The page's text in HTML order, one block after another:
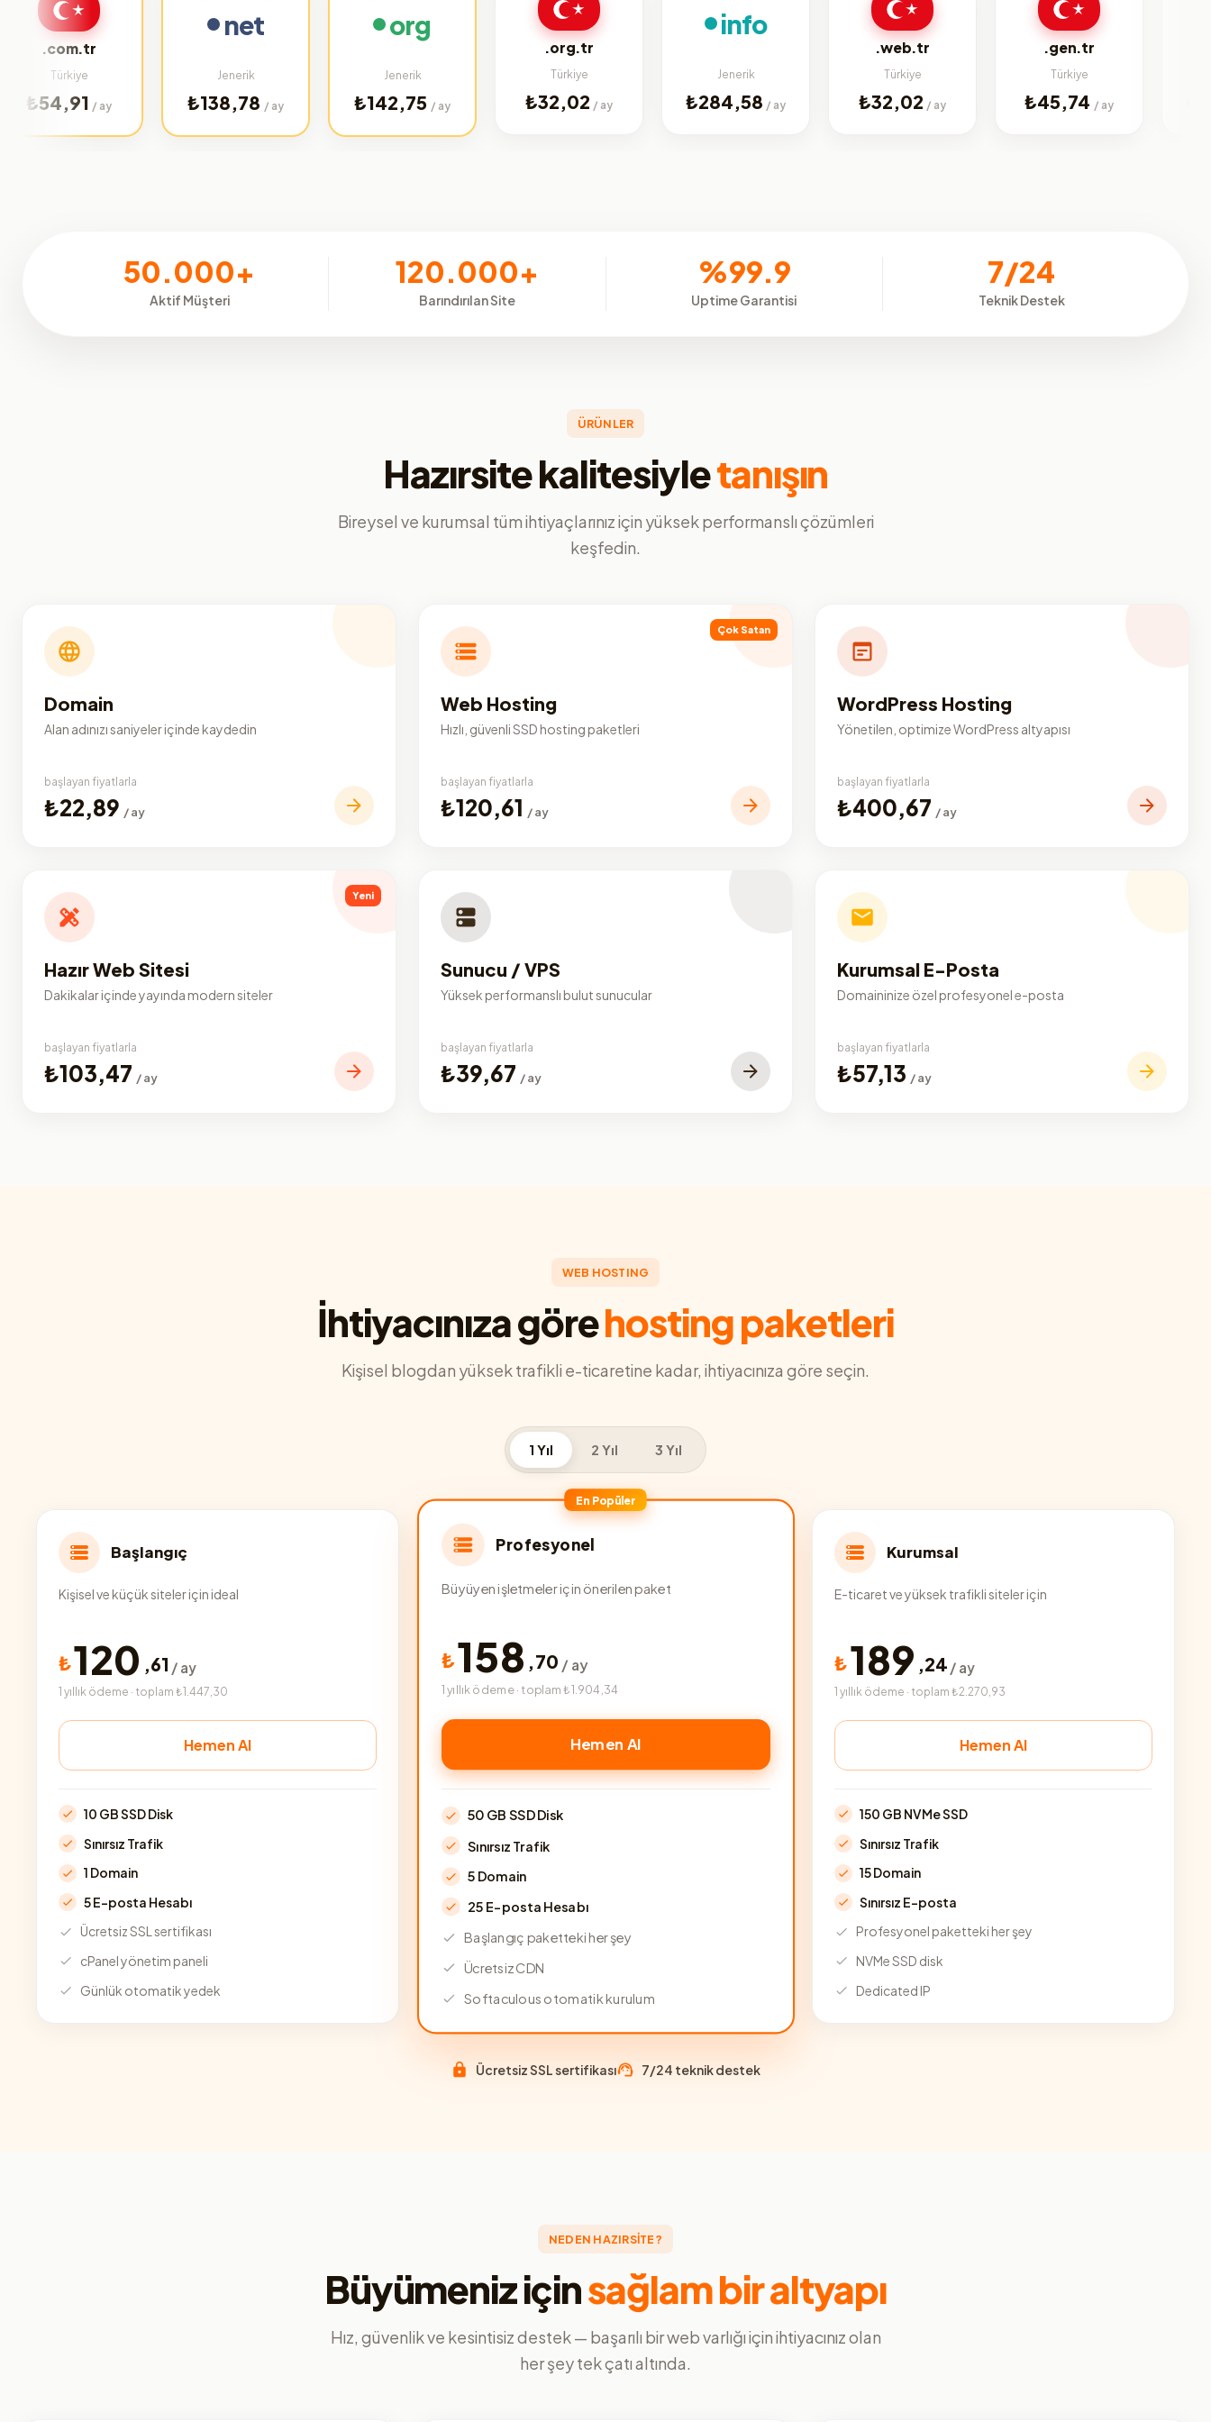
/ ay
net
₺138,78 / ay
org
₺142,75 / ay ₺32,02 / ay
info
₺284,58 / ay
.web.tr
₺32,02 / ay
.gen.tr
₺45,74 / ay
50.000+
Aktif Müşteri
120.000+
Barındırılan Site
%99.9
Uptime Garantisi
7/24
Teknik Destek
ÜRÜNLER
Hazırsite kalitesiyletanışın
Bireysel ve kurumsal tüm ihtiyaçlarınız için yüksek performanslı çözümleri
keşfedin.
Domain
Alan adınızı saniyeler içinde kaydedin
başlayan fiyatlarla
₺22,89 / ay
Çok Satan
Web Hosting
Hızlı, güvenli SSD hosting paketleri
başlayan fiyatlarla
₺120,61 / ay
WordPress Hosting
Yönetilen, optimize WordPress altyapısı
başlayan fiyatlarla
₺400,67 / ay
Yeni
Hazır Web Sitesi
Dakikalar içinde yayında modern siteler
başlayan fiyatlarla
₺103,47 / ay
Sunucu / VPS
Yüksek performanslı bulut sunucular
başlayan fiyatlarla
₺39,67 / ay
Kurumsal E-Posta
Domaininize özel profesyonel e-posta
başlayan fiyatlarla
₺57,13 / ay
WEB HOSTING
İhtiyacınıza görehosting paketleri
Kişisel blogdan yüksek trafikli e-ticaretine kadar, ihtiyacınıza göre seçin.
1 Yıl 2 Yıl 3 Yıl
Başlangıç
Kişisel ve küçük siteler için ideal
₺120 ,61 / ay
1 yıllık ödeme · toplam ₺1.447,30
Hemen Al
10 GB SSD Disk
Sınırsız Trafik
1 Domain
5 E-posta Hesabı
Ücretsiz SSL sertifikası
cPanel yönetim paneli
Günlük otomatik yedek
En Popüler
Profesyonel
Büyüyen işletmeler için önerilen paket
₺158 ,70 / ay
1 yıllık ödeme · toplam ₺1.904,34
Hemen Al
50 GB SSD Disk
Sınırsız Trafik
5 Domain
25 E-posta Hesabı
Başlangıç paketteki her şey
Ücretsiz CDN
Softaculous otomatik kurulum
Kurumsal
E-ticaret ve yüksek trafikli siteler için
₺189 ,24 / ay
1 yıllık ödeme · toplam ₺2.270,93
Hemen Al
150 GB NVMe SSD
Sınırsız Trafik
15 Domain
Sınırsız E-posta
Profesyonel paketteki her şey
NVMe SSD disk
Dedicated IP
Ücretsiz SSL sertifikası 7/24 teknik destek
NEDEN HAZIRSİTE?
Büyümeniz içinsağlam bir altyapı
Hız, güvenlik ve kesintisiz destek — başarılı bir web varlığı için ihtiyacınız olan
her şey tek çatı altında.